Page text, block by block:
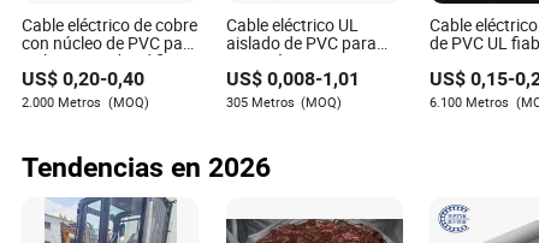
factores ambientales como la humedad y el calor.
P: ¿Cómo puedo verificar la confiabilidad de un
fabricante?
R: Busque certificaciones, reseñas de clientes y un
de sus servicios de soporte técnico y capacidades de
sobre su confiabilidad.
Cable eléctrico de cobre
con núcleo de PVC para
aislamiento de edificios,
cable eléctrico flexible
US$0,20-0,40
2.000 Metros (MOQ)
Cable eléctrico UL
aislado de PVC para
conexión UL1007
US$ 0,008-1,01
305 Metros (MOQ)
Cable
de PVC UL
US$0,15-
6.100 Metros
Tendencias en 2026